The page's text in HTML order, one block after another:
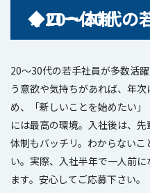
◆20～30代の
、入社後のフォロー体制
20～30代の若手社員が多数活
う意欲や気持ちがあれば、年
め、「新しいことを始めたい
には最高の環境。入社後は、
体制もバッチリ。わからない
い。実際、入社半年で一人前
ます。安心してご応募下さい。